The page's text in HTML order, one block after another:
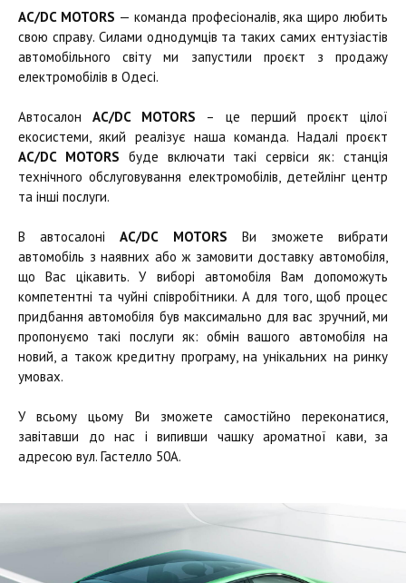
AC/DC MOTORS — команда професіоналів, яка щиро любить
свою справу. Силами однодумців та таких самих ентузіастів
автомобільного світу ми запустили проєкт з продажу
електромобілів в Одесі.
АвтосалонAC/DC MOTORS – це перший проєкт цілої
екосистеми, який реалізує наша команда. Надалі проєкт
AC/DC MOTORS буде включати такі сервіси як: станція
технічного обслуговування електромобілів, детейлінг центр
та інші послуги.
В автосалоніAC/DC MOTORS Ви зможете вибрати
автомобіль з наявних або ж замовити доставку автомобіля,
що Вас цікавить. У виборі автомобіля Вам допоможуть
компетентні та чуйні співробітники. А для того, щоб процес
придбання автомобіля був максимально для вас зручний, ми
пропонуємо такі послуги як: обмін вашого автомобіля на
новий, а також кредитну програму, на унікальних на ринку
умовах.
У всьому цьому Ви зможете самостійно переконатися,
завітавши до нас і випивши чашку ароматної кави, за
адресою вул. Гастелло 50А.